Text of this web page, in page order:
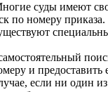
суды имеют
по номеру приказа.
и предоставить
если ни один